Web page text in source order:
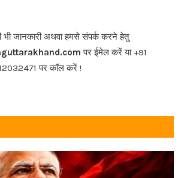
भी जानकारी अथवा हमसे संपर्क करने हेतु
पर ईमेल करें या +91
पर कॉल करें !